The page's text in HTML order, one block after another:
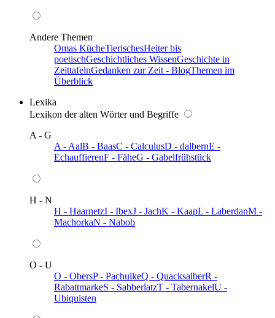
Andere Themen
Omas KücheTierischesHeiter bis
poetischGeschichtliches WissenGeschichte in
ZeittafelnGedanken zur Zeit - BlogThemen im
Überblick
Lexika
Lexikon der alten Wörter und Begriffe
A - G
A - AalB - BaasC - CalculusD - dalbernE -
EchauffierenF - FäheG - Gabelfrühstück
H - N
H - HaarnetzI - IbexJ - JachK - KaapL - LaberdanM -
MachorkaN - Nabob
O - U
O - ObersP - PachulkeQ - QuacksalberR -
RabattmarkeS - SabberlatzT - TabernakelU -
Ubiquisten